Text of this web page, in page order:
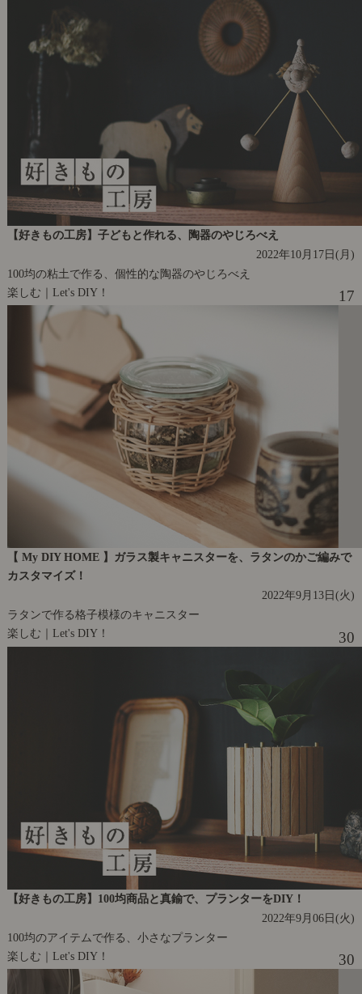
【好きもの工房】子どもと作れる、陶器のやじろべえ
2022年10月17日(月)
100均の粘土で作る、個性的な陶器のやじろべえ
楽しむ｜Let's DIY！
17
【 My DIY HOME 】ガラス製キャニスターを、ラタンのかご編みで
カスタマイズ！
2022年9月13日(火)
ラタンで作る格子模様のキャニスター
楽しむ｜Let's DIY！
30
【好きもの工房】100均商品と真鍮で、プランターをDIY！
2022年9月06日(火)
100均のアイテムで作る、小さなプランター
楽しむ｜Let's DIY！
30